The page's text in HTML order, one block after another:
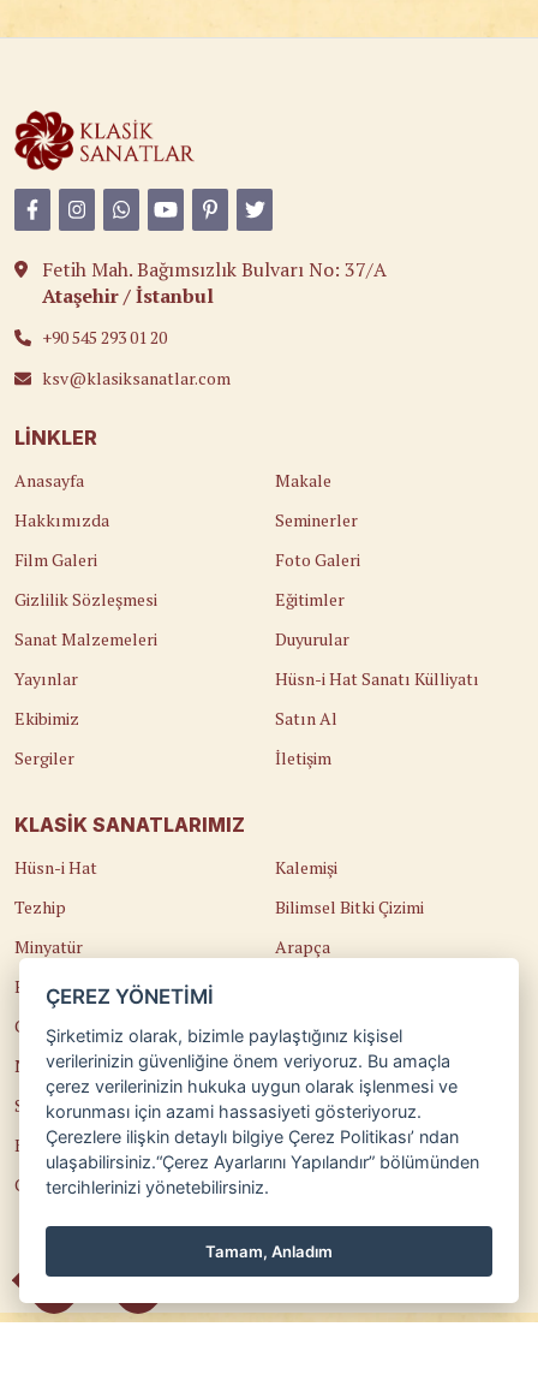
ince işçiliğin bir araya
üyesi olarak çalışmalarını
üzerine yoğunlaşan
getiren özgün eserlerle
yorumlamaktadır. Sanat
çırak silsilesi içinde
sürdüren sanatçı, hat
Ahmet Zeki YAVAŞ’tan
almıştır. Alanında pek
kabul edilen Dr.YAVAŞ’ın
güçlü sanat anlayışı ve
temelini oluşturur. Bu
süreçten önce hattat
Emrah GÖK’ten sülüs ve
TÜRKOĞLU’ndan ise
Fetih Mah. Bağımsızlık Bulvarı No: 37/A
Ataşehir / İstanbul
+90 545 293 01 20
ksv@klasiksanatlar.com
LINKLER
Anasayfa
Hakkımızda
Film Galeri
Gizlilik Sözleşmesi
Sanat Malzemeleri
Yayınlar
Ekibimiz
Sergiler
Makale
Seminerler
Foto Galeri
Eğitimler
Duyurular
Hüsn-i Hat Sanatı Külliyatı
Satın Al
İletişim
KLASIK SANATLARIMIZ
Hüsn-i Hat
Tezhip
Minyatür
Ebru
Çini
Naht
Sedef Kakma
Katı'
Cilt
Kalemişi
Bilimsel Bitki Çizimi
Arapça
Osmanlı Türkçesi
Edirnekari
Temel Sanat Eğitimi
Güzel Sanatlara Hazırlık
ÇEREZ YÖNETİMİ
Şirketimiz olarak, bizimle paylaştığınız kişisel
verilerinizin güvenliğine önem veriyoruz. Bu amaçla
çerez verilerinizin hukuka uygun olarak işlenmesi ve
korunması için azami hassasiyeti gösteriyoruz.
Çerezlere ilişkin detaylı bilgiye Çerez Politikası’ ndan
ulaşabilirsiniz.“Çerez Ayarlarını Yapılandır” bölümünden
tercihlerinizi yönetebilirsiniz.
Tamam, Anladım